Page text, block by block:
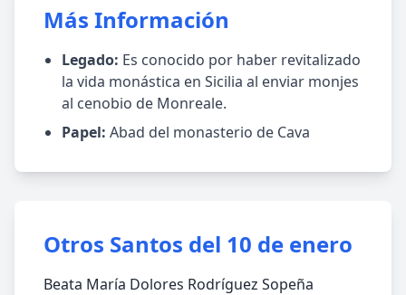
Más Información
Legado: Es conocido por haber revitalizado
la vida monástica en Sicilia al enviar monjes
al cenobio de Monreale.
Papel: Abad del monasterio de Cava
Otros Santos del 10 de enero
Beata María Dolores Rodríguez Sopeña